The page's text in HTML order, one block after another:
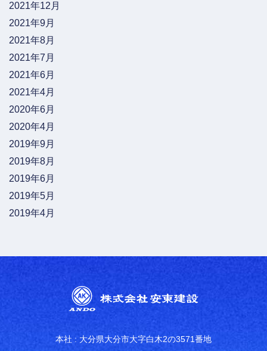
2021年12月
2021年9月
2021年8月
2021年7月
2021年6月
2021年4月
2020年6月
2020年4月
2019年9月
2019年8月
2019年6月
2019年5月
2019年4月
本社 : 大分県大分市大字白木2の3571番地